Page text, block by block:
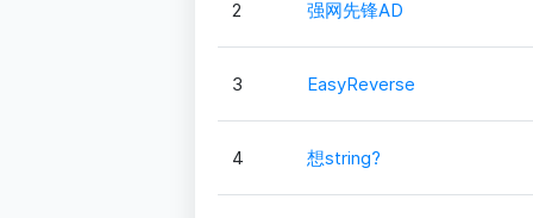
2 强网先锋AD
3 EasyReverse
4 想string?